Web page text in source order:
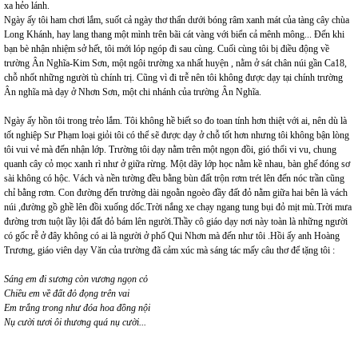
xa hẻo lánh.
Ngày ấy tôi ham chơi lắm, suốt cả ngày thơ thẩn dưới bóng râm xanh mát của tàng cây chùa
Long Khánh, hay lang thang một mình trên bãi cát vàng với biển cả mênh mông... Đến khi
bạn bè nhận nhiệm sở hết, tôi mới lóp ngóp đi sau cùng. Cuối cùng tôi bị điều động về
trường Ân Nghĩa-Kim Sơn, một ngôi trường xa nhất huyện , nằm ở sát chân núi gần Ca18,
chỗ nhốt những người tù chính trị. Cũng vì đi trễ nên tôi không được dạy tại chính trường
Ân nghĩa mà dạy ở Nhơn Sơn, một chi nhánh của trường Ân Nghĩa.
Ngày ấy hồn tôi trong trẻo lắm. Tôi không hề biết so đo toan tính hơn thiệt với ai, nên dù là
tốt nghiệp Sư Phạm loại giỏi tôi có thể sẽ được dạy ở chỗ tốt hơn nhưng tôi không bận lòng
tôi vui vẻ mà đến nhận lớp. Trường tôi dạy nằm trên một ngọn đồi, gió thổi vi vu, chung
quanh cây cỏ mọc xanh rì như ở giữa rừng. Một dãy lớp học nằm kề nhau, bàn ghế đóng sơ
sài không có hộc. Vách và nền tường đều bằng bùn đất trộn rơm trét lên đến nóc trần cũng
chỉ bằng rơm. Con đường đến trường dài ngoằn ngoèo đầy đất đỏ nằm giữa hai bên là vách
núi ,đường gồ ghề lên đồi xuống dốc.Trời nắng xe chạy ngang tung bụi đỏ mịt mù.Trời mưa
đường trơn tuột lầy lội đất đỏ bám lên người.Thầy cô giáo dạy nơi này toàn là những người
có gốc rễ ở đây không có ai là người ở phố Qui Nhơn mà đến như tôi .Hồi ấy anh Hoàng
Trương, giáo viên dạy Văn của trường đã cảm xúc mà sáng tác mấy câu thơ để tặng tôi :
Sáng em đi sương còn vương ngọn cỏ
Chiều em về đất đỏ đọng trên vai
Em trắng trong như đóa hoa đồng nội
Nụ cười tươi ôi thương quá nụ cười...